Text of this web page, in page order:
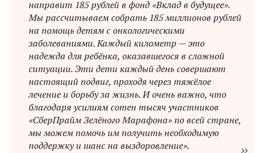
направит 185 рублей в фонд «Вклад в будущее».
Мы рассчитываем собрать 185 миллионов рублей
на помощь детям с онкологическими
заболеваниями. Каждый километр — это
надежда для ребёнка, оказавшегося в сложной
ситуации. Эти дети каждый день совершают
настоящий подвиг, проходя через тяжёлое
лечение и борьбу за жизнь. И очень важно, что
благодаря усилиям сотен тысяч участников
«СберПрайм Зелёного Марафона» по всей стране,
мы можем помочь им получить необходимую
поддержку и шанс на выздоровление».